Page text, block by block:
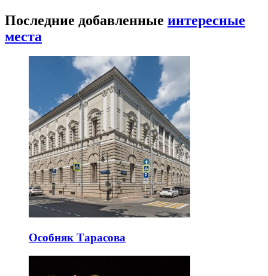
Последние добавленные интересные
места
Особняк Тарасова